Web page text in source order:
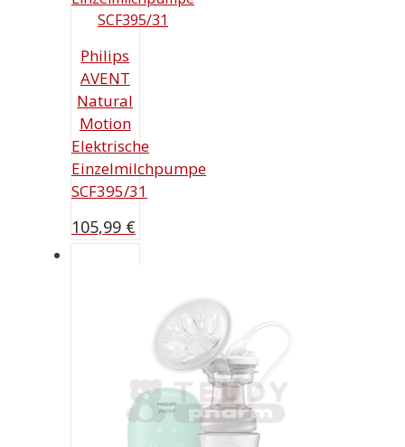
Philips
AVENT
Natural
Motion
Elektrische
Einzelmilchpumpe
SCF395/31
105,99 €